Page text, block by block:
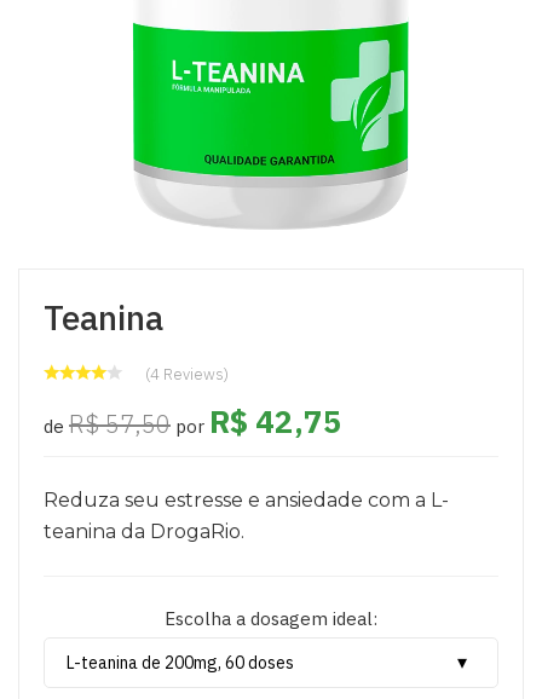
Teanina
(4 Reviews)
de R$ 57,50 por R$ 42,75
Reduza seu estresse e ansiedade com a L-
teanina da DrogaRio.
Escolha a dosagem ideal: